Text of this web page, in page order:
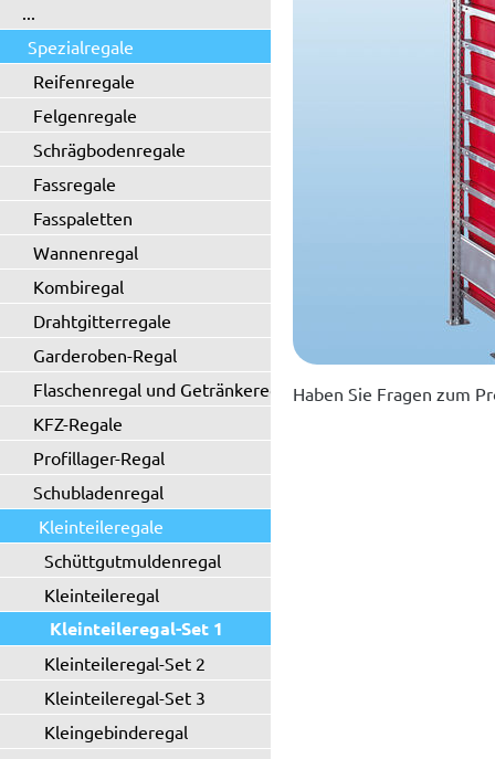
...
Spezialregale
Reifenregale
Felgenregale
Schrägbodenregale
Fassregale
Fasspaletten
Wannenregal
Kombiregal
Drahtgitterregale
Garderoben-Regal
Flaschenregal und Getränkeregal
KFZ-Regale
Profillager-Regal
Schubladenregal
Kleinteileregale
Schüttgutmuldenregal
Kleinteileregal
Kleinteileregal-Set 1
Kleinteileregal-Set 2
Kleinteileregal-Set 3
Kleingebinderegal
Haben Sie Fragen zum